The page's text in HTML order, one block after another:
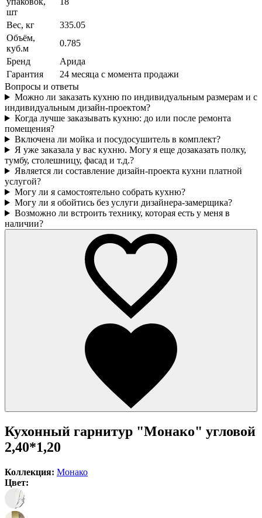
шт
Вес, кг
335.05
Объём,
куб.м
0.785
Бренд
Арида
Гарантия
24 месяца с момента продажи
Вопросы и ответы
Можно ли заказать кухню по индивидуальным размерам и с
индивидуальным дизайн-проектом?
Когда лучше заказывать кухню: до или после ремонта
помещения?
Включена ли мойка и посудосушитель в комплект?
Я уже заказала у вас кухню. Могу я еще дозаказать полку,
тумбу, столешницу, фасад и т.д.?
Является ли составление дизайн-проекта кухни платной
услугой?
Могу ли я самостоятельно собрать кухню?
Могу ли я обойтись без услуги дизайнера-замерщика?
Возможно ли встроить технику, которая есть у меня в
наличии?
Кухонный гарнитур "Монако" угловой
2,40*1,20
Коллекция: Монако
Цвет: